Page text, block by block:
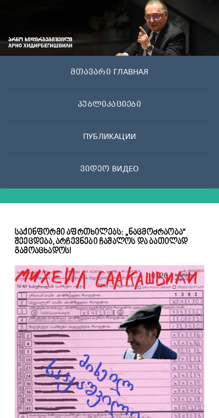
მთავარი ГЛАВНАЯ
პუბლიკაციები
ПУБЛИКАЦИИ
ვიდეო ВИДЕО
საქინფორმი აფრთხილებს: „ნაცმოძრაობა“
შეეცდება, არჩევნები ჩაშალოს და ბათილად
გამოაცხადოს!